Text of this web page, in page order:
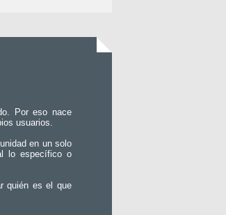
Por eso nace
usuarios.
en un solo
lo específico o
quién es el que